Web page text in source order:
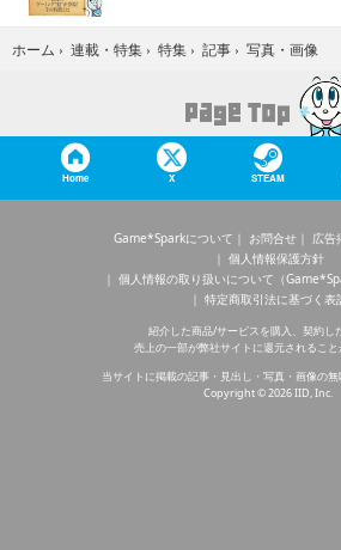
ホーム › 連載・特集 › 特集 › 記事 › 写真・画像
Home X STEAM
Game*Sparkについて お問合せ 広告
個人情報保護方針
個人情報の取り扱いについて（
特定商取引法に基づく表
紹介した商品/サービスを購入、契約し
売上の一部が弊社サイトに還元されること
当サイトに掲載の記事・見出し・写真・画像の無
Copyright © 2026 IID, Inc.